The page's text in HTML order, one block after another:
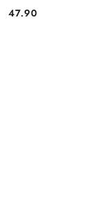
Cena:
47.90